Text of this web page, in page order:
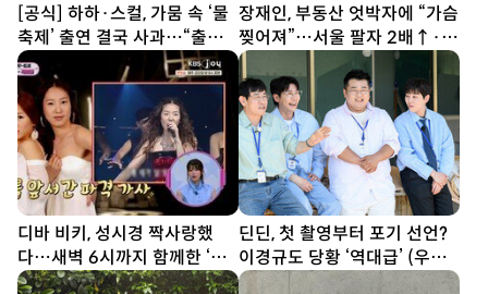
[공식] 하하·스컬, 가뭄 속 ‘물
축제’ 출연 결국 사과…“출연
료 전액 기부”
장재인, 부동산 엇박자에 “가슴
찢어져”…서울 팔자 2배↑·김
포는 ↓
디바 비키, 성시경 짝사랑했
다…새벽 6시까지 함께한 ‘설
렁탕 엔딩’(힛트쏭)
딘딘, 첫 촬영부터 포기 선언?
이경규도 당황 ‘역대급’ (우리
동네 전성시대)